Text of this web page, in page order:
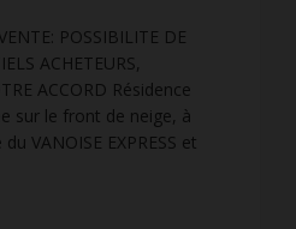
POSSIBILITE DE
ACHETEURS,
ACCORD Résidence
sur le front de neige, à
VANOISE EXPRESS et